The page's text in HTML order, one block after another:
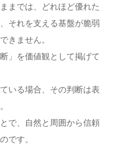
までは、どれほど優れた
それを支える基盤が脆弱
きません。
」を価値観として掲げて
いる場合、その判断は表
で、自然と周囲から信頼
です。